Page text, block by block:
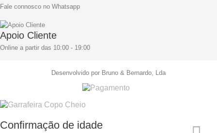
Fale connosco no Whatsapp
Apoio Cliente
Online a partir das 10:00 - 19:00
Desenvolvido por Bruno & Bernardo, Lda
Confirmação de idade